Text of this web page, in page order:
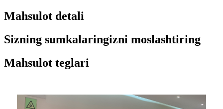
Mahsulot detali
Sizning sumkalaringizni moslashtiring
Mahsulot teglari